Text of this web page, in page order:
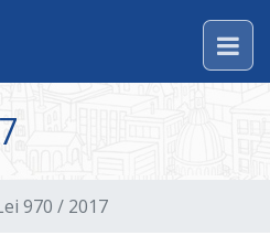
970 / 2017